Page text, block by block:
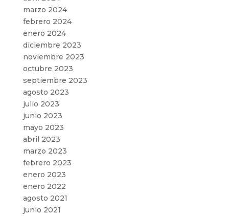
marzo 2024
febrero 2024
enero 2024
diciembre 2023
noviembre 2023
octubre 2023
septiembre 2023
agosto 2023
julio 2023
junio 2023
mayo 2023
abril 2023
marzo 2023
febrero 2023
enero 2023
enero 2022
agosto 2021
junio 2021